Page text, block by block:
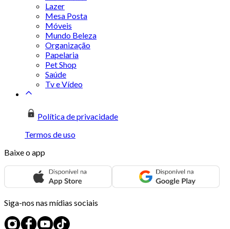
Lazer
Mesa Posta
Móveis
Mundo Beleza
Organização
Papelaria
Pet Shop
Saúde
Tv e Vídeo
Política de privacidade
Termos de uso
Baixe o app
Siga-nos nas mídias sociais